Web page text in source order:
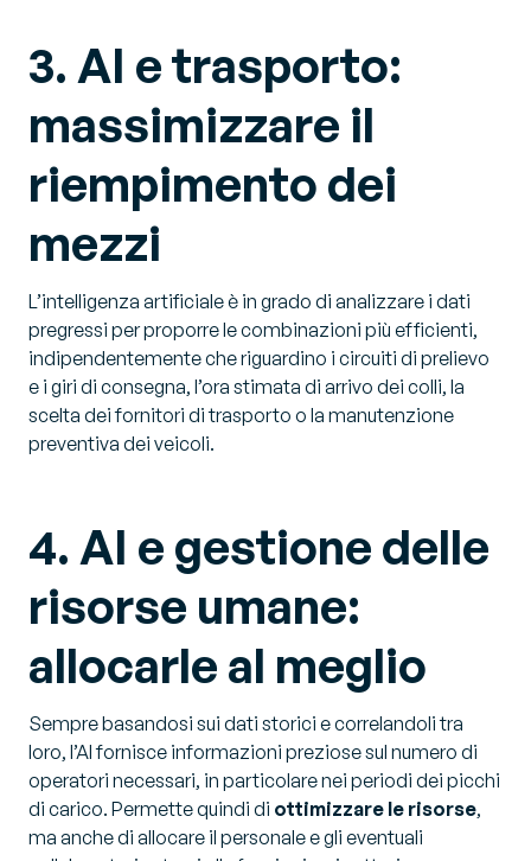
3. AI e trasporto:
massimizzare il
riempimento dei
mezzi
L’intelligenza artificiale è in grado di analizzare i dati
pregressi per proporre le combinazioni più efficienti,
indipendentemente che riguardino i circuiti di prelievo
e i giri di consegna, l’ora stimata di arrivo dei colli, la
scelta dei fornitori di trasporto o la manutenzione
preventiva dei veicoli.
4. AI e gestione delle
risorse umane:
allocarle al meglio
Sempre basandosi sui dati storici e correlandoli tra
loro, l’AI fornisce informazioni preziose sul numero di
operatori necessari, in particolare nei periodi dei picchi
di carico. Permette quindi di ottimizzare le risorse,
ma anche di allocare il personale e gli eventuali